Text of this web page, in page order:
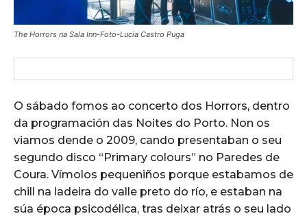
The Horrors na Sala Inn-Foto-Lucia Castro Puga
O sábado fomos ao concerto dos Horrors, dentro
da programación das Noites do Porto. Non os
viamos dende o 2009, cando presentaban o seu
segundo disco “Primary colours” no Paredes de
Coura. Vímolos pequeniños porque estabamos de
chill na ladeira do valle preto do río, e estaban na
súa época psicodélica, tras deixar atrás o seu lado